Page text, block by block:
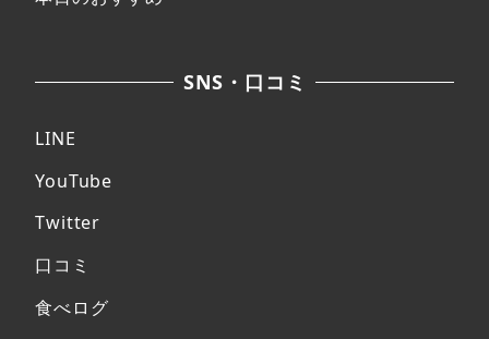
SNS・口コミ
LINE
YouTube
Twitter
口コミ
食べログ